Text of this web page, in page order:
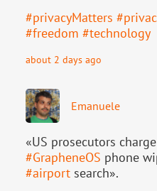
#privacyMatters #
#freedom #technology
about 2 days ago
Emanuele
«US prosecutors
#GrapheneOS phone
#airport search».